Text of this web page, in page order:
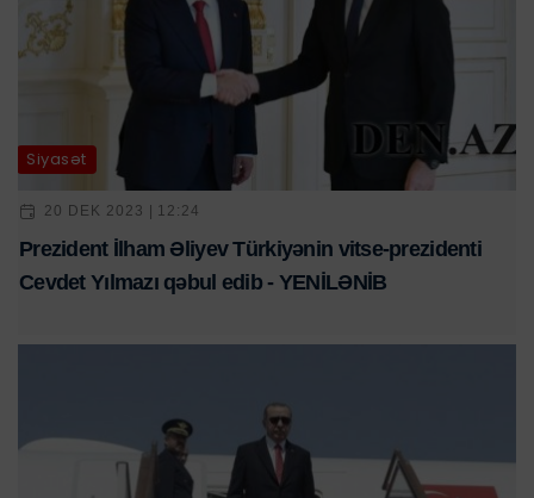
Siyasət
20 DEK 2023 | 12:24
Prezident İlham Əliyev Türkiyənin vitse-prezidenti
Cevdet Yılmazı qəbul edib - YENİLƏNİB